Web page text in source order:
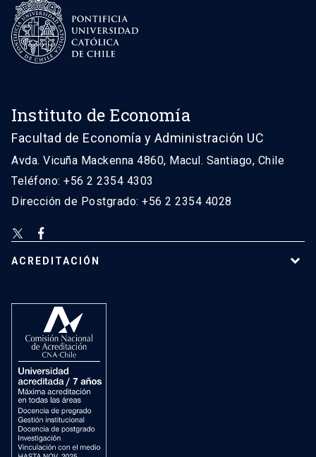
Instituto de Economía
Facultad de Economía y Administración UC
Avda. Vicuña Mackenna 4860, Macul. Santiago, Chile
Teléfono: +56 2 2354 4303
Dirección de Postgrado: +56 2 2354 4028
ACREDITACIÓN